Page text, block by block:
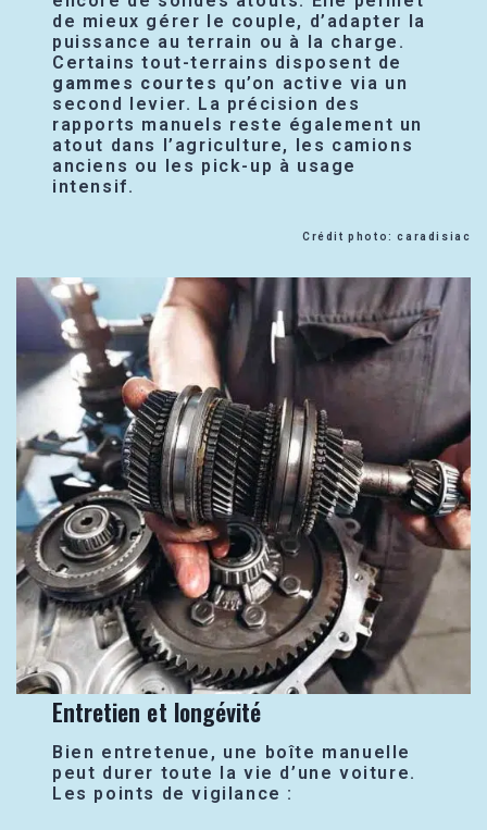
de mieux gérer le couple, d’adapter la
puissance au terrain ou à la charge.
Certains tout-terrains disposent de
gammes courtes qu’on active via un
second levier. La précision des
rapports manuels reste également un
atout dans l’agriculture, les camions
anciens ou les pick-up à usage
intensif.
Crédit photo: caradisiac
Entretien et longévité
Bien entretenue, une boîte manuelle
peut durer toute la vie d’une voiture.
Les points de vigilance :